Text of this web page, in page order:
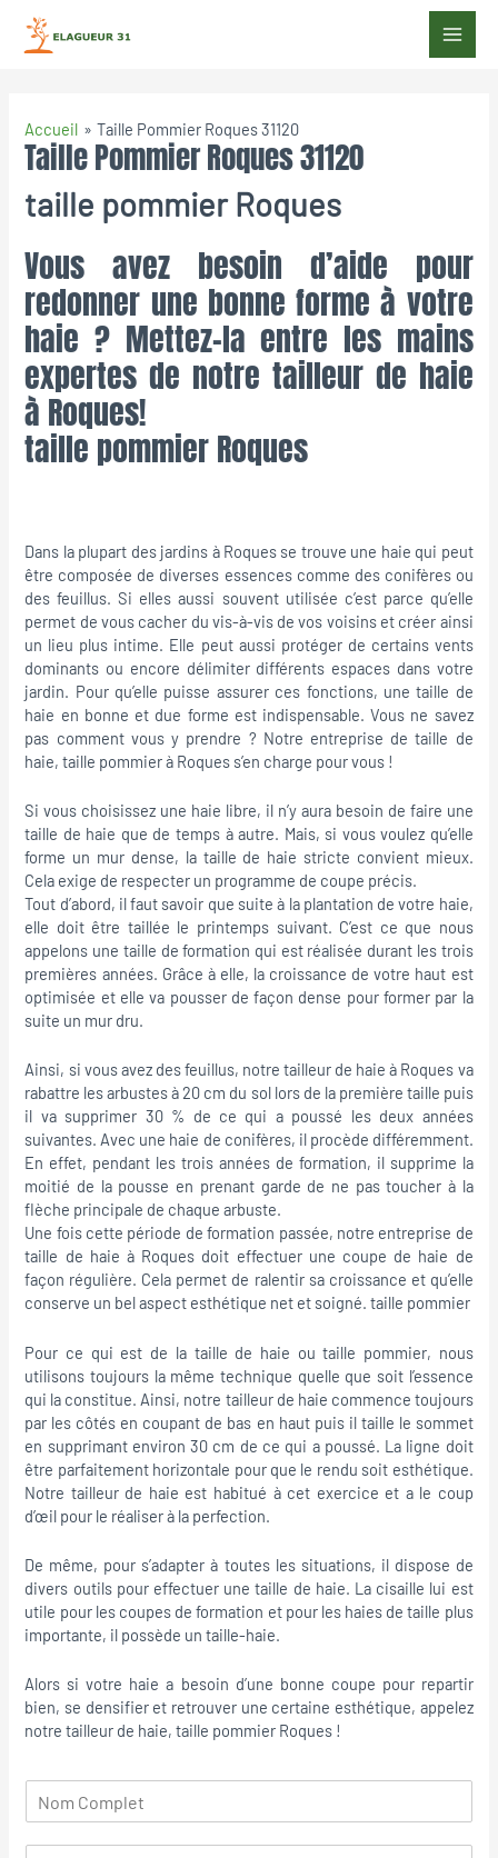
Accueil Taille Pommier Roques 31120
Taille Pommier Roques 31120
taille pommier Roques
Vous avez besoin d’aide pour
redonner une bonne forme à votre
haie ? Mettez-la entre les mains
expertes de notre tailleur de haie
à Roques!
taille pommier Roques
Dans la plupart des jardins à Roques se trouve une haie qui peut
être composée de diverses essences comme des conifères ou
des feuillus. Si elles aussi souvent utilisée c’est parce qu’elle
permet de vous cacher du vis-à-vis de vos voisins et créer ainsi
un lieu plus intime. Elle peut aussi protéger de certains vents
dominants ou encore délimiter différents espaces dans votre
jardin. Pour qu’elle puisse assurer ces fonctions, une taille de
haie en bonne et due forme est indispensable. Vous ne savez
pas comment vous y prendre ? Notre entreprise de taille de
haie, taille pommier à Roques s’en charge pour vous !
Si vous choisissez une haie libre, il n’y aura besoin de faire une
taille de haie que de temps à autre. Mais, si vous voulez qu’elle
forme un mur dense, la taille de haie stricte convient mieux.
Cela exige de respecter un programme de coupe précis.
Tout d’abord, il faut savoir que suite à la plantation de votre haie,
elle doit être taillée le printemps suivant. C’est ce que nous
appelons une taille de formation qui est réalisée durant les trois
premières années. Grâce à elle, la croissance de votre haut est
optimisée et elle va pousser de façon dense pour former par la
suite un mur dru.
Ainsi, si vous avez des feuillus, notre tailleur de haie à Roques va
rabattre les arbustes à 20 cm du sol lors de la première taille puis
il va supprimer 30 % de ce qui a poussé les deux années
suivantes. Avec une haie de conifères, il procède différemment.
En effet, pendant les trois années de formation, il supprime la
moitié de la pousse en prenant garde de ne pas toucher à la
flèche principale de chaque arbuste.
Une fois cette période de formation passée, notre entreprise de
taille de haie à Roques doit effectuer une coupe de haie de
façon régulière. Cela permet de ralentir sa croissance et qu’elle
conserve un bel aspect esthétique net et soigné. taille pommier
Pour ce qui est de la taille de haie ou taille pommier, nous
utilisons toujours la même technique quelle que soit l’essence
qui la constitue. Ainsi, notre tailleur de haie commence toujours
par les côtés en coupant de bas en haut puis il taille le sommet
en supprimant environ 30 cm de ce qui a poussé. La ligne doit
être parfaitement horizontale pour que le rendu soit esthétique.
Notre tailleur de haie est habitué à cet exercice et a le coup
d’œil pour le réaliser à la perfection.
De même, pour s’adapter à toutes les situations, il dispose de
divers outils pour effectuer une taille de haie. La cisaille lui est
utile pour les coupes de formation et pour les haies de taille plus
importante, il possède un taille-haie.
Alors si votre haie a besoin d’une bonne coupe pour repartir
bien, se densifier et retrouver une certaine esthétique, appelez
notre tailleur de haie, taille pommier Roques !